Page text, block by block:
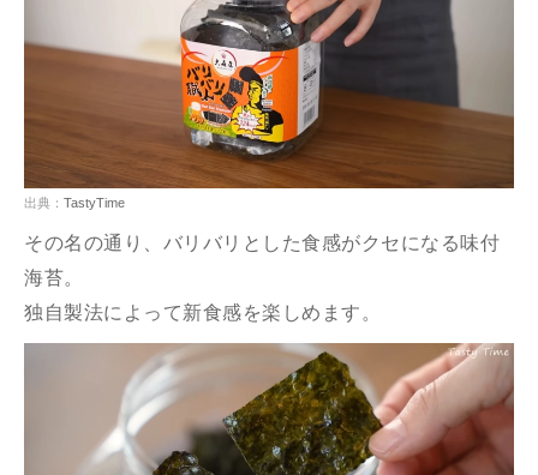
出典： TastyTime
その名の通り、バリバリとした食感がクセになる味付
海苔。
独自製法によって新食感を楽しめます。